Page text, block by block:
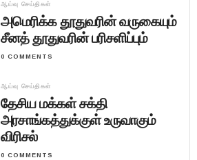
ஆய்வு செய்திகள்
அமெரிக்க தூதுவரின் வருகையும்
சீனத் தூதுவரின் பரிசளிப்பும்
0 COMMENTS
ஆய்வு செய்திகள்
தேசிய மக்கள் சக்தி
அரசாங்கத்துக்குள் உருவாகும்
விரிசல்
0 COMMENTS